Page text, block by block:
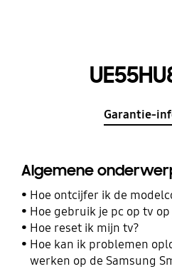
Garantie-
Algemene
Hoe ontcijfer ik de
Hoe gebruik je pc op tv
Hoe reset ik mijn tv?
Hoe kan ik problemen
werken op de Samsung